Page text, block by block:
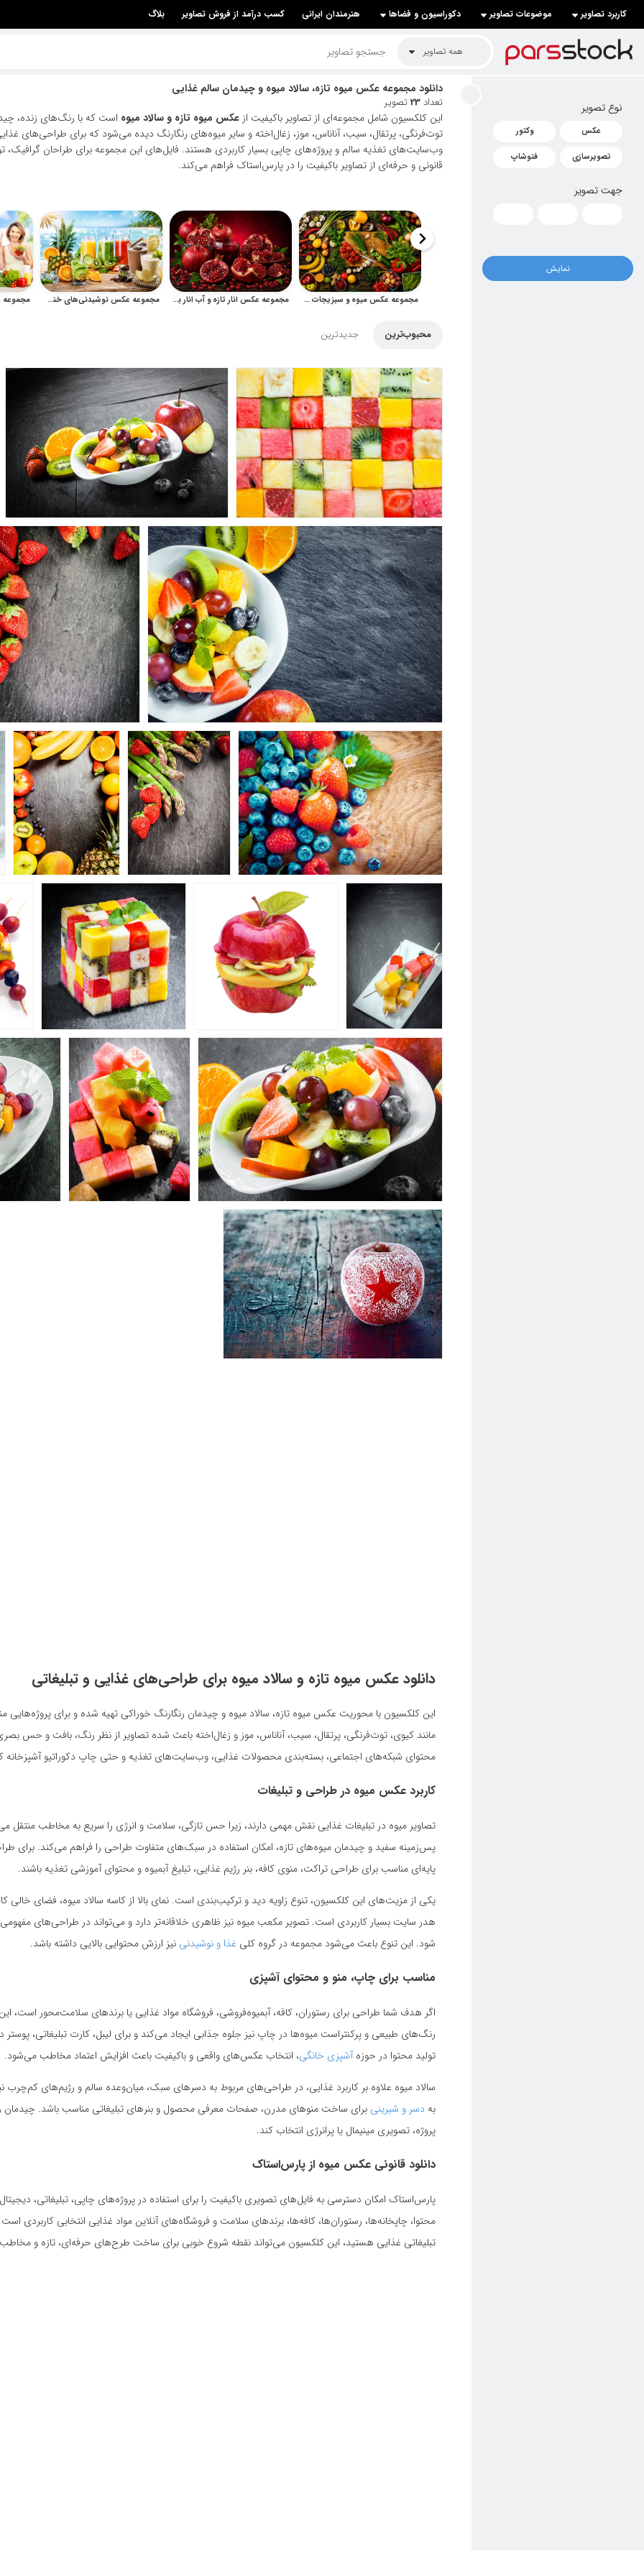
کاربرد تصاویر موضوعات تصاویر دکوراسیون و فضاها هنرمندان ایرانی کسب درآمد از فروش تصاویر بلاگ
همه تصاویر
دانلود مجموعه عکس میوه تازه، سالاد میوه و چیدمان سالم غذایی
تعداد 23تصویر
این کلکسیون شامل مجموعه‌ای از تصاویر باکیفیت از عکس میوه تازه و سالاد میوه است که با رنگ‌های زنده،
توت‌فرنگی، پرتقال، سیب، آناناس، موز، زغال‌اخته و سایر میوه‌های رنگارنگ دیده می‌شود که برای طراحی‌های
وب‌سایت‌های تغذیه سالم و پروژه‌های چاپی بسیار کاربردی هستند. فایل‌های این مجموعه برای طراحان گرافیک،
قانونی و حرفه‌ای از تصاویر باکیفیت را در پارس‌استاک فراهم می‌کند.
مجموعه عکس میوه و سبزیجات تازه روی میز چوبی برای طراحی غذایی مجموعه عکس انار تازه و آب انار برای طراحی و تبلیغات غذایی مجموعه عکس نوشیدنی‌های خنک، آبمیوه و اسموتی تازه
محبوب‌ترین جدیدترین
دانلود عکس میوه تازه و سالاد میوه برای طراحی‌های غذایی و تبلیغاتی
این کلکسیون با محوریت عکس میوه تازه، سالاد میوه و چیدمان رنگارنگ خوراکی تهیه شده و برای پروژه‌هایی
مانند کیوی، توت‌فرنگی، پرتقال، سیب، آناناس، موز و زغال‌اخته باعث شده تصاویر از نظر رنگ، بافت و حس
محتوای شبکه‌های اجتماعی، بسته‌بندی محصولات غذایی، وب‌سایت‌های تغذیه و حتی چاپ دکوراتیو آشپزخانه
کاربرد عکس میوه در طراحی و تبلیغات
تصاویر میوه در تبلیغات غذایی نقش مهمی دارند، زیرا حس تازگی، سلامت و انرژی را سریع به مخاطب
پس‌زمینه سفید و چیدمان میوه‌های تازه، امکان استفاده در سبک‌های متفاوت طراحی را فراهم می‌کند. برای
پایه‌ای مناسب برای طراحی تراکت، منوی کافه، بنر رژیم غذایی، تبلیغ آبمیوه و محتوای آموزشی تغذیه باشند.
یکی از مزیت‌های این کلکسیون، تنوع زاویه دید و ترکیب‌بندی است. نمای بالا از کاسه سالاد میوه، فضای خالی
هدر سایت بسیار کاربردی است. تصویر مکعب میوه نیز ظاهری خلاقانه‌تر دارد و می‌تواند در طراحی‌های
شود. این تنوع باعث می‌شود مجموعه در گروه کلی غذا و نوشیدنی نیز ارزش محتوایی بالایی داشته باشد.
مناسب برای چاپ، منو و محتوای آشپزی
اگر هدف شما طراحی برای رستوران، کافه، آبمیوه‌فروشی، فروشگاه مواد غذایی یا برندهای سلامت‌محور
رنگ‌های طبیعی و پرکنتراست میوه‌ها در چاپ نیز جلوه جذابی ایجاد می‌کند و برای لیبل، کارت تبلیغاتی،
تولید محتوا در حوزهآشپزی خانگی، انتخاب عکس‌های واقعی و باکیفیت باعث افزایش اعتماد مخاطب می‌شود.
سالاد میوه علاوه بر کاربرد غذایی، در طراحی‌های مربوط به دسرهای سبک، میان‌وعده سالم و رژیم‌های کم‌چرب
به دسر و شیرینی برای ساخت منوهای مدرن، صفحات معرفی محصول و بنرهای تبلیغاتی مناسب باشد.
پروژه، تصویری مینیمال یا پرانرژی انتخاب کند.
دانلود قانونی عکس میوه از پارس‌استاک
پارس‌استاک امکان دسترسی به فایل‌های تصویری باکیفیت را برای استفاده در پروژه‌های چاپی، تبلیغاتی،
محتوا، چاپخانه‌ها، رستوران‌ها، کافه‌ها، برندهای سلامت و فروشگاه‌های آنلاین مواد غذایی انتخابی کاربردی
تبلیغاتی غذایی هستید، این کلکسیون می‌تواند نقطه شروع خوبی برای ساخت طرح‌های حرفه‌ای، تازه و
نوع تصویر
عکس وکتور
تصویرسازی فتوشاپ
جهت تصویر
نمایش
لیست قیمت ها
موضوعات تصاویر
دکوراسیون و فضاها
هنرمندان ایرانی
کسب درآمد از فروش تصاویر
تماس با ما
بلاگ پارس استاک